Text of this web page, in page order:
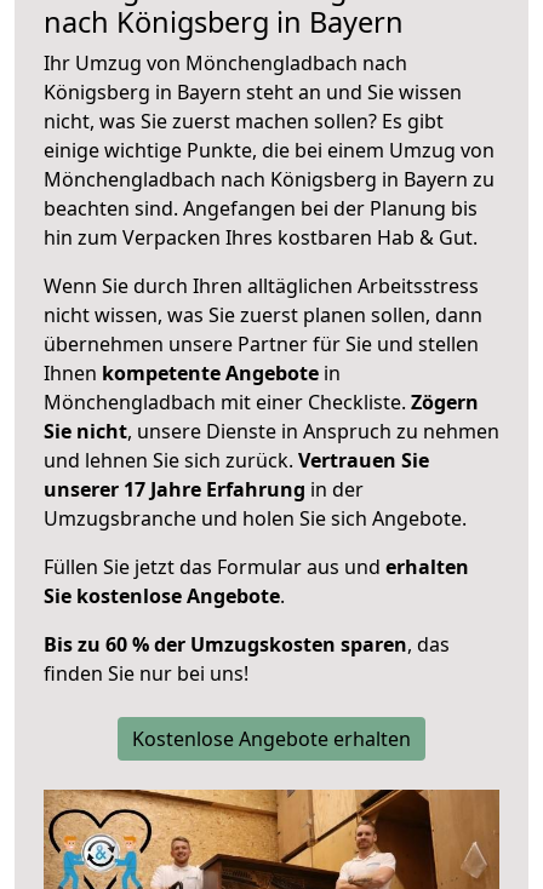
nach Königsberg in Bayern
Ihr Umzug von Mönchengladbach nach
Königsberg in Bayern steht an und Sie wissen
nicht, was Sie zuerst machen sollen? Es gibt
einige wichtige Punkte, die bei einem Umzug von
Mönchengladbach nach Königsberg in Bayern zu
beachten sind. Angefangen bei der Planung bis
hin zum Verpacken Ihres kostbaren Hab & Gut.
Wenn Sie durch Ihren alltäglichen Arbeitsstress
nicht wissen, was Sie zuerst planen sollen, dann
übernehmen unsere Partner für Sie und stellen
Ihnen kompetente Angebote in
Mönchengladbach mit einer Checkliste. Zögern
Sie nicht, unsere Dienste in Anspruch zu nehmen
und lehnen Sie sich zurück. Vertrauen Sie
unserer 17 Jahre Erfahrung in der
Umzugsbranche und holen Sie sich Angebote.
Füllen Sie jetzt das Formular aus und erhalten
Sie kostenlose Angebote.
Bis zu 60 % der Umzugskosten sparen, das
finden Sie nur bei uns!
Kostenlose Angebote erhalten